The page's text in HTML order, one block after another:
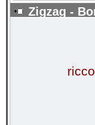
Zigzag -
ricco